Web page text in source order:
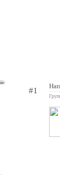
#1